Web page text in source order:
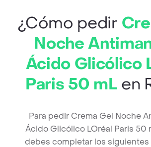
¿Cómo pedir
Noche
Ácido Glicólico
Paris 50 mL en
Para pedir Crema Gel Noche
Ácido Glicólico LOréal Paris 50
debes completar los siguientes